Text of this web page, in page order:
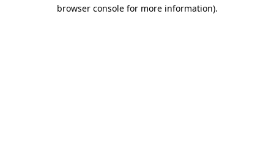
browser console for more information).